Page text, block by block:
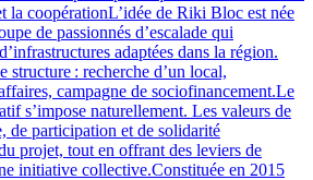
la coopérationL’idée de Riki Bloc est née
de passionnés d’escalade qui
adaptées dans la région.
structure : recherche d’un local,
campagne de sociofinancement.Le
s’impose naturellement. Les valeurs de
de participation et de solidarité
projet, tout en offrant des leviers de
initiative collective.Constituée en 2015